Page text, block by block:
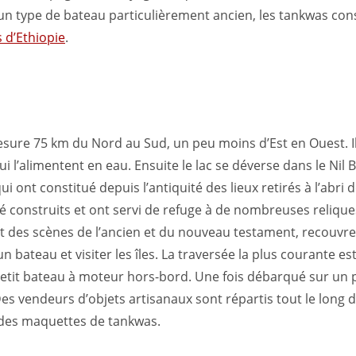
type de bateau particulièrement ancien, les tankwas
.
75 km du Nord au Sud, un peu moins d’Est en
l’alimentent en eau. Ensuite le lac se déverse dans le
ont constitué depuis l’antiquité des lieux retirés à l’abri
construits et ont servi de refuge à de nombreuses
scènes de l’ancien et du nouveau testament,
bateau et visiter les îles. La traversée la plus courante
bateau à moteur hors-bord. Une fois débarqué sur
vendeurs d’objets artisanaux sont répartis tout le long
maquettes de tankwas.